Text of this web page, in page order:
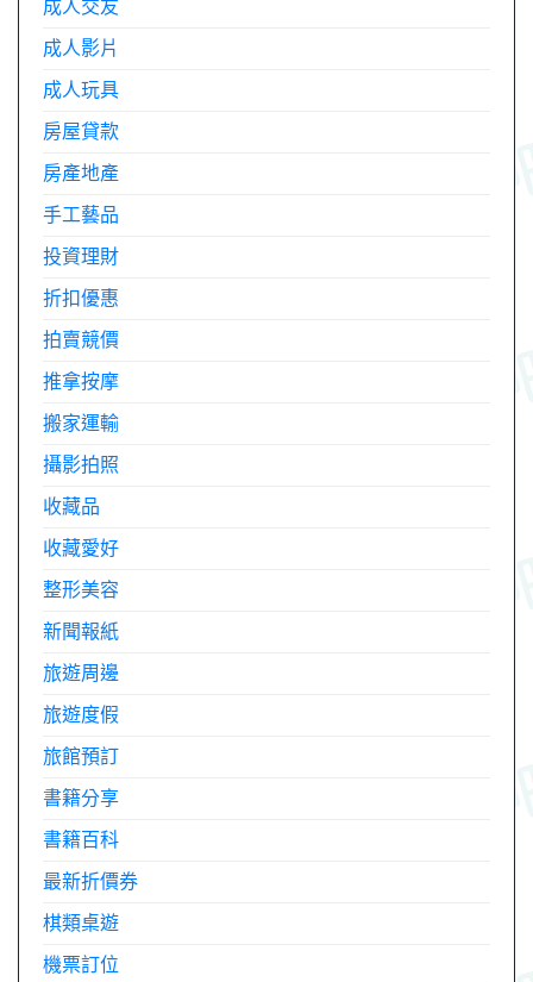
成人交友
成人影片
成人玩具
房屋貸款
房產地產
手工藝品
投資理財
折扣優惠
拍賣競價
推拿按摩
搬家運輸
攝影拍照
收藏品
收藏愛好
整形美容
新聞報紙
旅遊周邊
旅遊度假
旅館預訂
書籍分享
書籍百科
最新折價券
棋類桌遊
機票訂位